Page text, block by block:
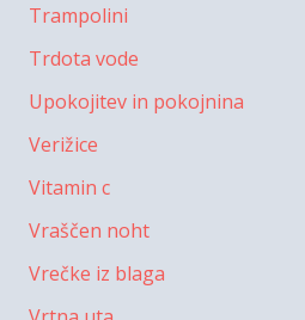
Trampolini
Trdota vode
Upokojitev in pokojnina
Verižice
Vitamin c
Vraščen noht
Vrečke iz blaga